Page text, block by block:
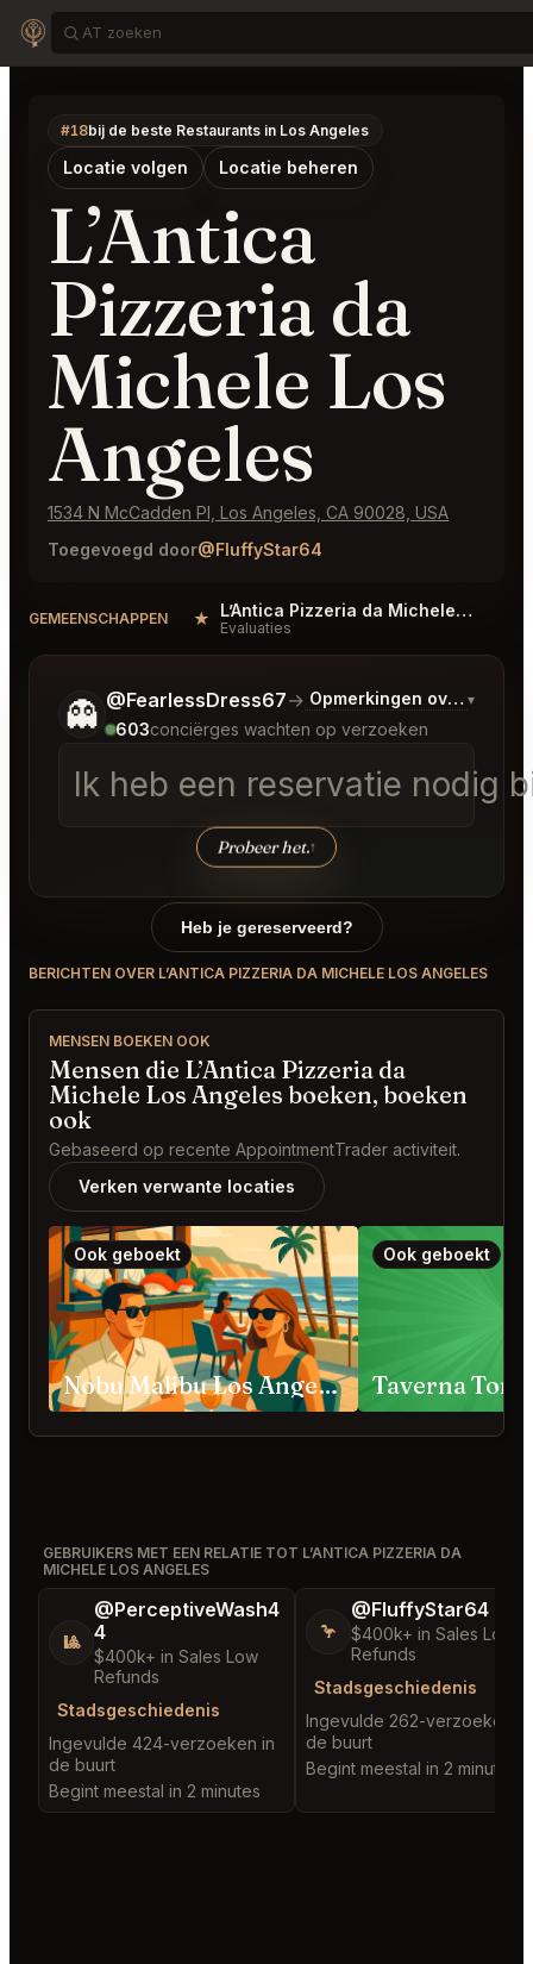
#18bij de beste Restaurants in Los Angeles
Locatie volgen Locatie beheren
L’Antica
Pizzeria da
Michele Los
Angeles
1534 N McCadden Pl, Los Angeles, CA 90028, USA
Toegevoegd door@FluffyStar64
GEMEENSCHAPPEN ★ L’Antica Pizzeria da Michele Los Angeles Reviews
Evaluaties
👻 @FearlessDress67→ Opmerkingen over▾
603conciërges wachten op verzoeken
Ik heb een reservatie nodig
Probeer het.↑
Vertel me wat je wilt.
Heb je gereserveerd?
BERICHTEN OVER L’ANTICA PIZZERIA DA MICHELE LOS ANGELES
MENSEN BOEKEN OOK
Mensen die L’Antica Pizzeria da
Michele Los Angeles boeken, boeken
ook
Gebaseerd op recente AppointmentTrader activiteit.
Verken verwante locaties
Ook geboekt
Nobu Malibu Los Angeles
Ook geboekt
Taverna
GEBRUIKERS MET EEN RELATIE TOT L’ANTICA PIZZERIA DA
MICHELE LOS ANGELES
🎱
@PerceptiveWash4
4
$400k+ in Sales Low
Refunds
Stadsgeschiedenis
Ingevulde 424-verzoeken in
de buurt
Begint meestal in 2 minutes
🦩
@FluffyStar64
$400k+ in Sales Low
Refunds
Stadsgeschiedenis
Ingevulde 262-verzoeken in
de buurt
Begint meestal in 2 minutes